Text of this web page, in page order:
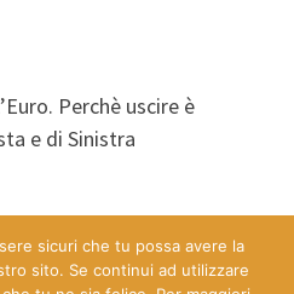
Perchè uscire è
e di Sinistra
sicuri che tu possa avere la
sito. Se continui ad utilizzare